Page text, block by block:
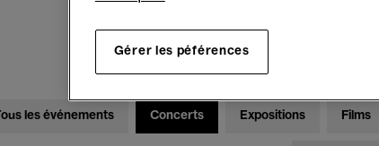
Tous les événements Concerts Expositions Films
Gérer les péférences